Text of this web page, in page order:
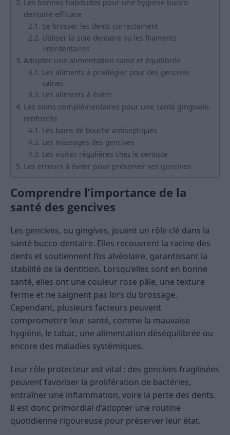
Les bonnes habitudes pour une hygiène bucco-
dentaire efficace
Se brosser les dents correctement
Utiliser la soie dentaire ou les filaments
interdentaires
Adopter une alimentation saine et équilibrée
Les aliments à privilégier pour des gencives
saines
Les aliments à éviter
Les soins complémentaires pour une santé gingivale
renforcée
Les bains de bouche antiseptiques
Les massages des gencives
Les visites régulières chez le dentiste
Les erreurs à éviter pour préserver ses gencives
Comprendre l’importance de la
santé des gencives
Les gencives, ou gingives, jouent un rôle clé dans la
santé bucco-dentaire. Elles recouvrent la racine des
dents et soutiennent l’os alvéolaire, garantissant la
stabilité de la dentition. Lorsqu’elles sont en bonne
santé, elles ont une couleur rose pâle, une texture
ferme et ne saignent pas lors du brossage.
Cependant, plusieurs facteurs peuvent
compromettre leur santé, comme la mauvaise
hygiène, le tabac, une alimentation déséquilibrée ou
encore des maladies systémiques.
Leur rôle protecteur est vital : des gencives fragilisées
peuvent favoriser la prolifération de bactéries,
entraîner une inflammation, voire la perte des dents.
Il est donc primordial d’adopter une routine
quotidienne rigoureuse pour préserver leur état.